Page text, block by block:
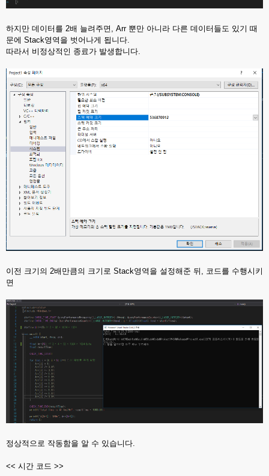
하지만 데이터를 2배 늘려주면, Arr 뿐만 아니라 다른 데이터들도 있기 때
문에 Stack영역을 벗어나게 됩니다.
따라서 비정상적인 종료가 발생합니다.
이전 크기의 2배만큼의 크기로 Stack영역을 설정해준 뒤, 코드를 수행시키
면
정상적으로 작동함을 알 수 있습니다.
<< 시간 코드 >>